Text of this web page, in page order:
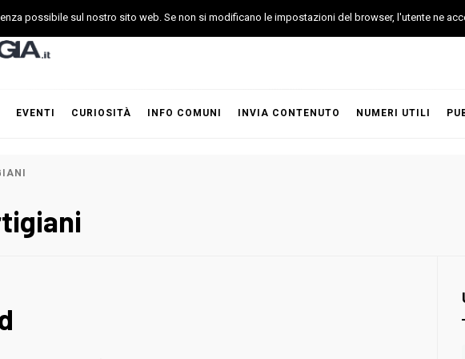
EVENTI CURIOSITÀ INFO COMUNI INVIA CONTENUTO NUMERI UTILI
possibile sul nostro sito web. Se non si modificano le impostazioni del browser, l'utente ne